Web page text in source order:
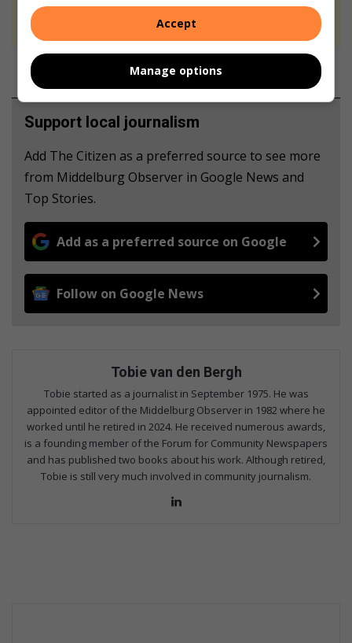
never to generate the news. Happy reading!
Support local journalism
Add The Citizen as a preferred source to see more
from Middelburg Observer in Google News and
Top Stories.
Add as a preferred source on Google
Follow on Google News
Tobie van den Bergh
Tobie started as a journalist in September 1975. He was
appointed editor of the Middelburg Observer in 1982 where he
worked until he retired in 2024. He received numerous awards,
is a founding member of the Forum for Community Newspapers
and has published two books about his work. Although retired,
Tobie is still very much involved in community journalism.
Accept
Manage options